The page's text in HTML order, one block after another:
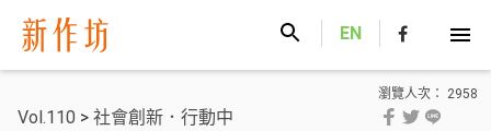
EN
瀏覽人次： 2958
Vol.110 > 社會創新．行動中